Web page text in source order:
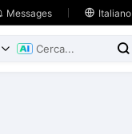
Messages  Italiano
 